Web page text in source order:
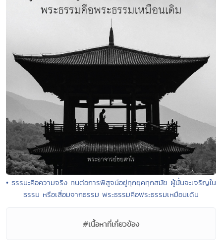
• ธรรมะคือความจริง ทนต่อการพิสูจน์อยู่ทุกยุคทุกสมัย ผู้นั้นจะเจริญใน
ธรรม หรือเสื่อมจากธรรม พระธรรมคือพระธรรมเหมือนเดิม
#เนื้อหาที่เกี่ยวข้อง